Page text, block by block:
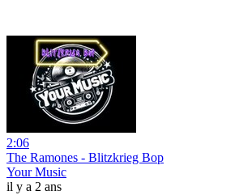
2:06
The Ramones - Blitzkrieg Bop
Your Music
il y a 2 ans